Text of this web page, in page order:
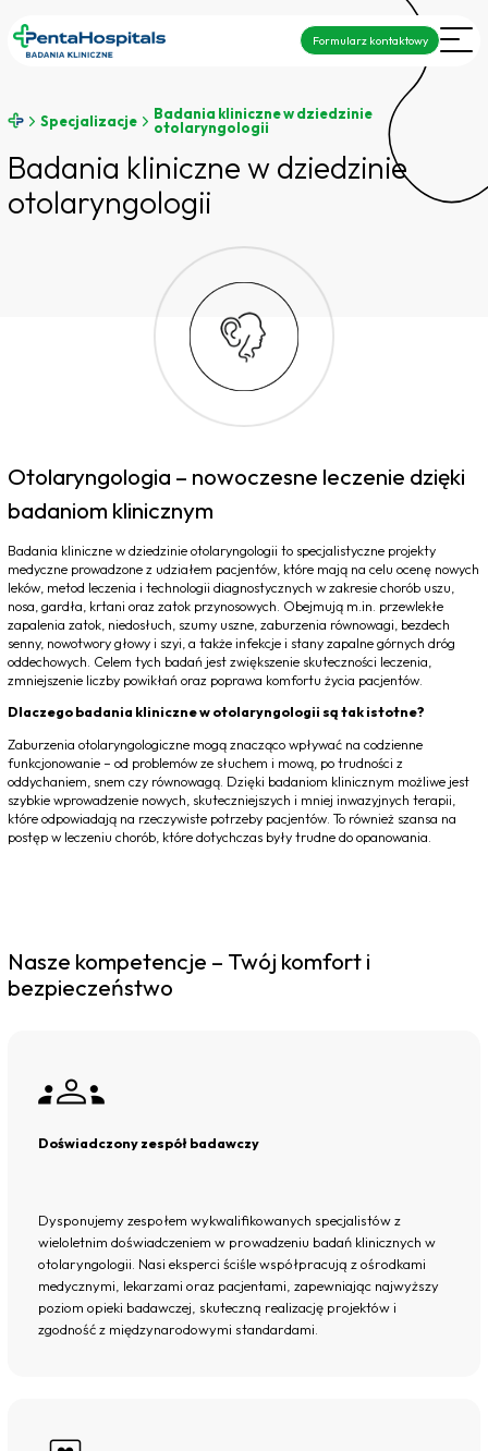
Formularz kontaktowy
Specjalizacje
Badania kliniczne w dziedzinie
otolaryngologii
Badania kliniczne w dziedzinie
otolaryngologii
Otolaryngologia – nowoczesne leczenie dzięki
badaniom klinicznym
Badania kliniczne w dziedzinie otolaryngologii to specjalistyczne projekty
medyczne prowadzone z udziałem pacjentów, które mają na celu ocenę nowych
leków, metod leczenia i technologii diagnostycznych w zakresie chorób uszu,
nosa, gardła, krtani oraz zatok przynosowych. Obejmują m.in. przewlekłe
zapalenia zatok, niedosłuch, szumy uszne, zaburzenia równowagi, bezdech
senny, nowotwory głowy i szyi, a także infekcje i stany zapalne górnych dróg
oddechowych. Celem tych badań jest zwiększenie skuteczności leczenia,
zmniejszenie liczby powikłań oraz poprawa komfortu życia pacjentów.
Dlaczego badania kliniczne w otolaryngologii są tak istotne?
Zaburzenia otolaryngologiczne mogą znacząco wpływać na codzienne
funkcjonowanie – od problemów ze słuchem i mową, po trudności z
oddychaniem, snem czy równowagą. Dzięki badaniom klinicznym możliwe jest
szybkie wprowadzenie nowych, skuteczniejszych i mniej inwazyjnych terapii,
które odpowiadają na rzeczywiste potrzeby pacjentów. To również szansa na
postęp w leczeniu chorób, które dotychczas były trudne do opanowania.
Nasze kompetencje – Twój komfort i
bezpieczeństwo
Doświadczony zespół badawczy
Dysponujemy zespołem wykwalifikowanych specjalistów z
wieloletnim doświadczeniem w prowadzeniu badań klinicznych w
otolaryngologii. Nasi eksperci ściśle współpracują z ośrodkami
medycznymi, lekarzami oraz pacjentami, zapewniając najwyższy
poziom opieki badawczej, skuteczną realizację projektów i
zgodność z międzynarodowymi standardami.